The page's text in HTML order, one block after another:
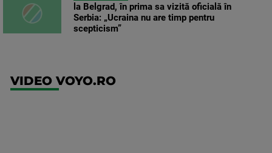
la Belgrad, în prima sa vizită oficială în
Serbia: „Ucraina nu are timp pentru
scepticism”
VIDEO VOYO.RO